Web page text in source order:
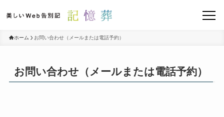
ホーム お問い合わせ（メールまたは電話予約）
お問い合わせ（メールまたは電話予約）